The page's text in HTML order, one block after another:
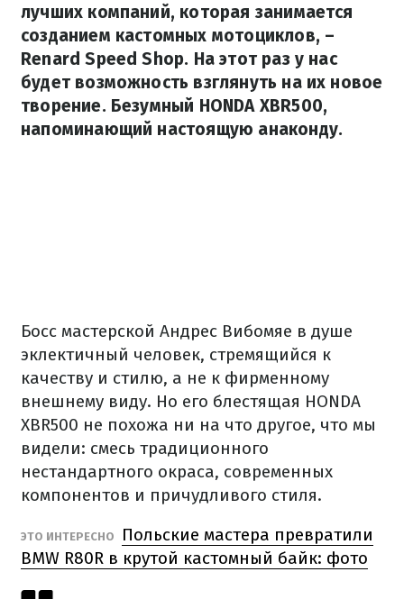
лучших компаний, которая занимается
созданием кастомных мотоциклов, –
Renard Speed Shop. На этот раз у нас
будет возможность взглянуть на их новое
творение. Безумный HONDA XBR500,
напоминающий настоящую анаконду.
Босс мастерской Андрес Вибомяе в душе
эклектичный человек, стремящийся к
качеству и стилю, а не к фирменному
внешнему виду. Но его блестящая HONDA
XBR500 не похожа ни на что другое, что мы
видели: смесь традиционного
нестандартного окраса, современных
компонентов и причудливого стиля.
ЭТО ИНТЕРЕСНО
Польские мастера превратили
BMW R80R в крутой кастомный байк: фото